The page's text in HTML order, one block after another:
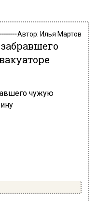
Автор: Илья Мартов